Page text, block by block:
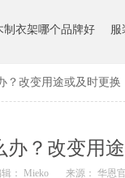
制衣架哪个品牌好 服
？改变用途或及时更换
？改变用
： Mieko 来源： 华恩